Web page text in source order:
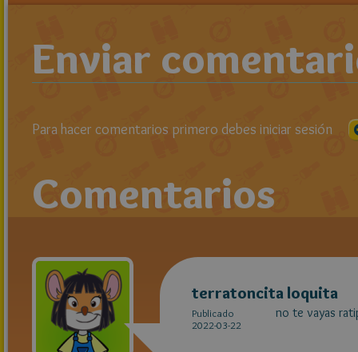
Enviar
Para hacer comentarios primero debes iniciar sesión
Comentarios
terratoncita loquita
Publicado
2022-03-22
no te vayas